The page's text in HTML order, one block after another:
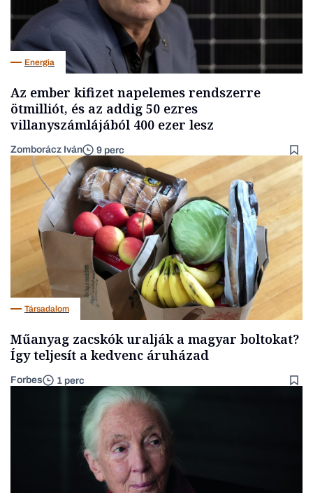
Energia
Az ember kifizet napelemes rendszerre
ötmilliót, és az addig 50 ezres
villanyszámlájából 400 ezer lesz
Zomborácz Iván 9 perc
Társadalom
Műanyag zacskók uralják a magyar boltokat?
Így teljesít a kedvenc áruházad
Forbes 1 perc